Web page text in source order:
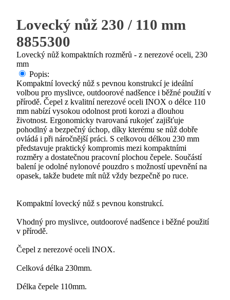
Lovecký nůž 230 / 110 mm
8855300
Lovecký nůž kompaktních rozměrů - z nerezové oceli, 230
mm
Popis:
Kompaktní lovecký nůž s pevnou konstrukcí je ideální
volbou pro myslivce, outdoorové nadšence i běžné použití v
přírodě. Čepel z kvalitní nerezové oceli INOX o délce 110
mm nabízí vysokou odolnost proti korozi a dlouhou
životnost. Ergonomicky tvarovaná rukojeť zajišťuje
pohodlný a bezpečný úchop, díky kterému se nůž dobře
ovládá i při náročnější práci. S celkovou délkou 230 mm
představuje praktický kompromis mezi kompaktními
rozměry a dostatečnou pracovní plochou čepele. Součástí
balení je odolné nylonové pouzdro s možností upevnění na
opasek, takže budete mít nůž vždy bezpečně po ruce.
Kompaktní lovecký nůž s pevnou konstrukcí.
Vhodný pro myslivce, outdoorové nadšence i běžné použití
v přírodě.
Čepel z nerezové oceli INOX.
Celková délka 230mm.
Délka čepele 110mm.